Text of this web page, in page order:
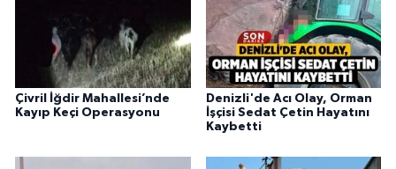
Çivril İğdir Mahallesi’nde
Kayıp Keçi Operasyonu
Denizli'de Acı Olay, Orman
İşçisi Sedat Çetin Hayatını
Kaybetti